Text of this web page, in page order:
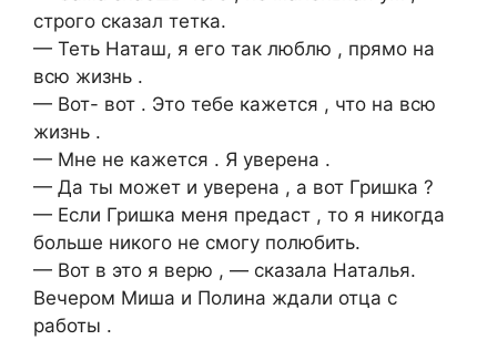
строго сказал тетка.
— Теть Наташ, я его так люблю , прямо на
всю жизнь .
— Вот- вот . Это тебе кажется , что на всю
жизнь .
— Мне не кажется . Я уверена .
— Да ты может и уверена , а вот Гришка ?
— Если Гришка меня предаст , то я никогда
больше никого не смогу полюбить.
— Вот в это я верю , — сказала Наталья.
Вечером Миша и Полина ждали отца с
работы .